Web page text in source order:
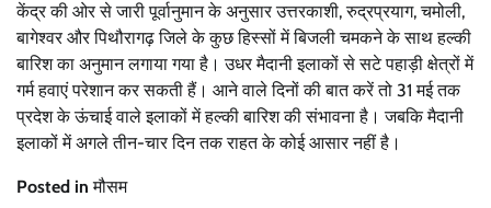
केंद्र की ओर से जारी पूर्वानुमान के अनुसार उत्तरकाशी, रुद्रप्रयाग, चमोली,
बागेश्वर और पिथौरागढ़ जिले के कुछ हिस्सों में बिजली चमकने के साथ हल्की
बारिश का अनुमान लगाया गया है। उधर मैदानी इलाकों से सटे पहाड़ी क्षेत्रों में
गर्म हवाएं परेशान कर सकती हैं। आने वाले दिनों की बात करें तो 31 मई तक
प्रदेश के ऊंचाई वाले इलाकों में हल्की बारिश की संभावना है। जबकि मैदानी
इलाकों में अगले तीन-चार दिन तक राहत के कोई आसार नहीं है।
Posted inमौसम